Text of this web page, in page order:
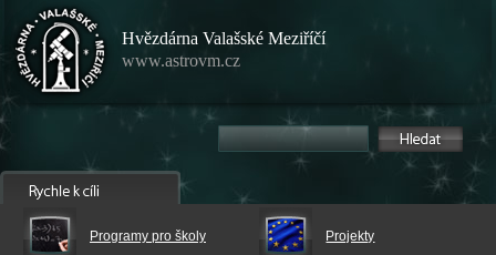
Hvězdárna Valašské Meziříčí
www.astrovm.cz
Programy pro školy Projekty